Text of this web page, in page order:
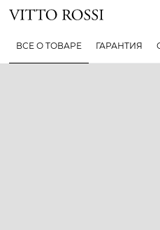
ВСЕ О ТОВАРЕ ГАРАНТИЯ